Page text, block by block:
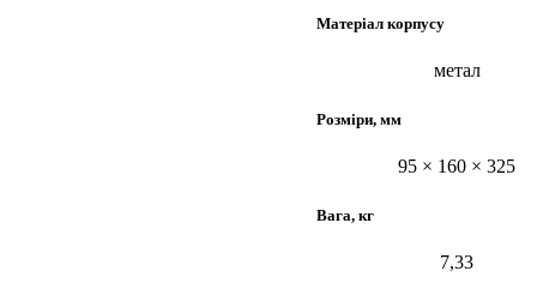
Матеріал корпусу
метал
Розміри, мм
95 × 160 × 325
Вага, кг
7,33